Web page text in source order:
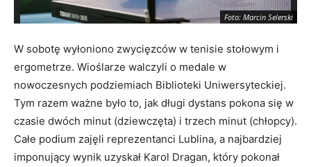
Foto: Marcin Selerski
W sobotę wyłoniono zwycięzców w tenisie stołowym i
ergometrze. Wioślarze walczyli o medale w
nowoczesnych podziemiach Biblioteki Uniwersyteckiej.
Tym razem ważne było to, jak długi dystans pokona się w
czasie dwóch minut (dziewczęta) i trzech minut (chłopcy).
Całe podium zajęli reprezentanci Lublina, a najbardziej
imponujący wynik uzyskał Karol Dragan, który pokonał